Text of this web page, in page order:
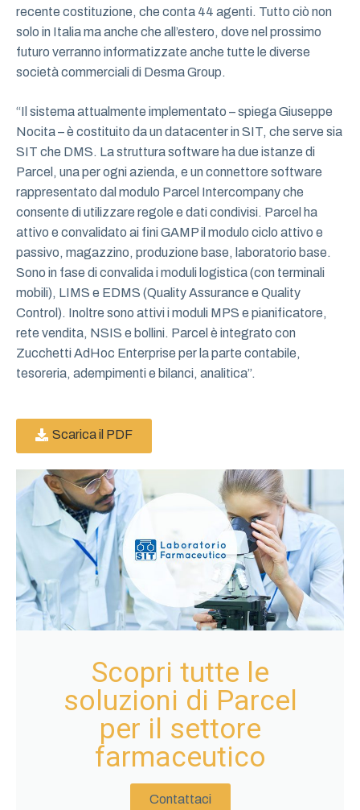
recente costituzione, che conta 44 agenti. Tutto ciò non
solo in Italia ma anche che all’estero, dove nel prossimo
futuro verranno informatizzate anche tutte le diverse
società commerciali di Desma Group.
“Il sistema attualmente implementato – spiega Giuseppe
Nocita – è costituito da un datacenter in SIT, che serve sia
SIT che DMS. La struttura software ha due istanze di
Parcel, una per ogni azienda, e un connettore software
rappresentato dal modulo Parcel Intercompany che
consente di utilizzare regole e dati condivisi. Parcel ha
attivo e convalidato ai fini GAMP il modulo ciclo attivo e
passivo, magazzino, produzione base, laboratorio base.
Sono in fase di convalida i moduli logistica (con terminali
mobili), LIMS e EDMS (Quality Assurance e Quality
Control). Inoltre sono attivi i moduli MPS e pianificatore,
rete vendita, NSIS e bollini. Parcel è integrato con
Zucchetti AdHoc Enterprise per la parte contabile,
tesoreria, adempimenti e bilanci, analitica”.
Scarica il PDF
Scopri tutte le
soluzioni di Parcel
per il settore
farmaceutico
Contattaci